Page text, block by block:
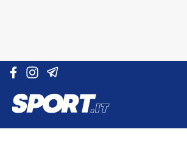
Vai al contenuto